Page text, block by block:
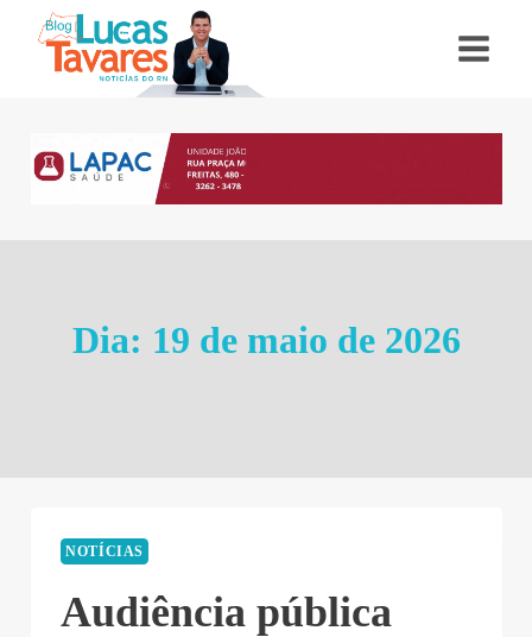
Dia: 19 de maio de 2026
NOTÍCIAS
Audiência pública